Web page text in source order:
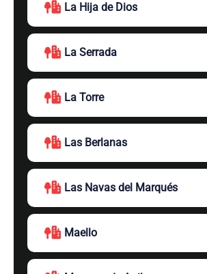
La Hija de Dios
La Serrada
La Torre
Las Berlanas
Las Navas del Marqués
Maello